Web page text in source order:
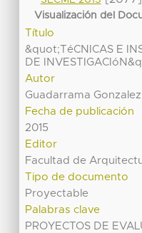
Visualización del
Título
&quot;TéCNICAS E
DE
Autor
Guadarrama
Fecha de publicación
2015
Editor
Facultad de
Tipo de documento
Proyectable
Palabras clave
PROYECTOS DE